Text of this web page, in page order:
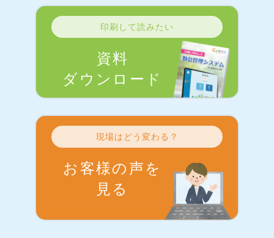
印刷して読みたい
資料
ダウンロード
現場はどう変わる？
お客様の声を
見る